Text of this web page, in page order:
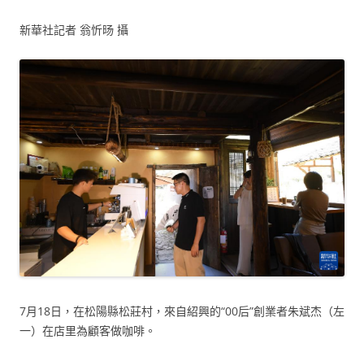
新華社記者 翁忻旸 攝
7月18日，在松陽縣松莊村，來自紹興的“00后”創業者朱斌杰（左
一）在店里為顧客做咖啡。